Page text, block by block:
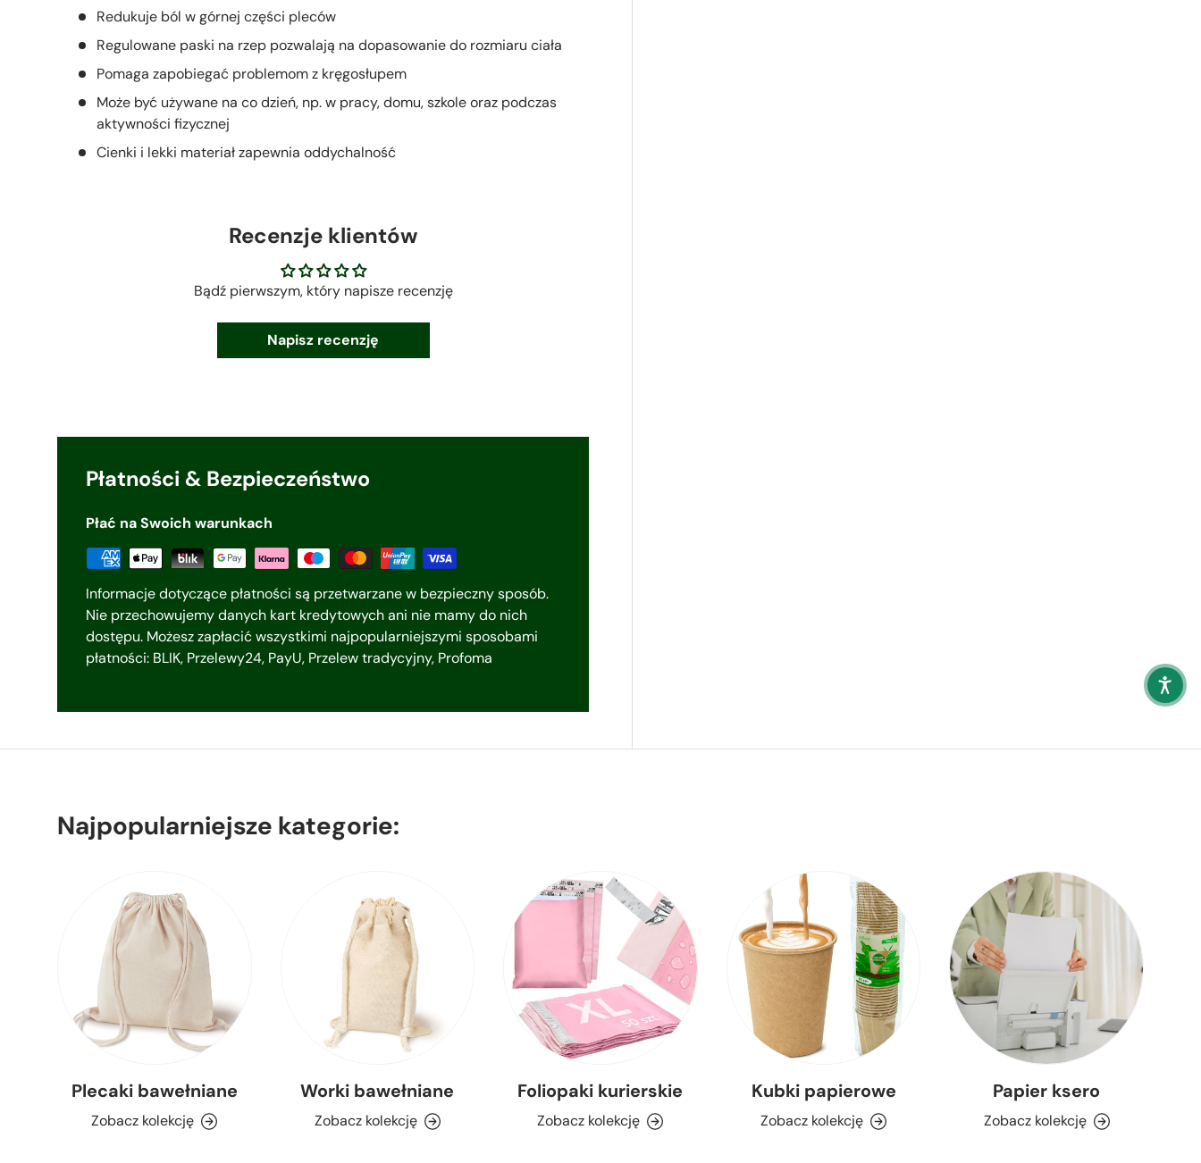
Redukuje ból w górnej części pleców
Regulowane paski na rzep pozwalają na dopasowanie do rozmiaru ciała
Pomaga zapobiegać problemom z kręgosłupem
Może być używane na co dzień, np. w pracy, domu, szkole oraz podczas
aktywności fizycznej
Cienki i lekki materiał zapewnia oddychalność
Recenzje klientów
Bądź pierwszym, który napisze recenzję
Napisz recenzję
Płatności & Bezpieczeństwo
Płać na Swoich warunkach
Informacje dotyczące płatności są przetwarzane w bezpieczny sposób.
Nie przechowujemy danych kart kredytowych ani nie mamy do nich
dostępu. Możesz zapłacić wszystkimi najpopularniejszymi sposobami
płatności: BLIK, Przelewy24, PayU, Przelew tradycyjny, Profoma
Najpopularniejsze kategorie:
Plecaki bawełniane
Zobacz kolekcję
Worki bawełniane
Zobacz kolekcję
Foliopaki kurierskie
Zobacz kolekcję
Kubki papierowe
Zobacz kolekcję
Papier ksero
Zobacz kolekcję